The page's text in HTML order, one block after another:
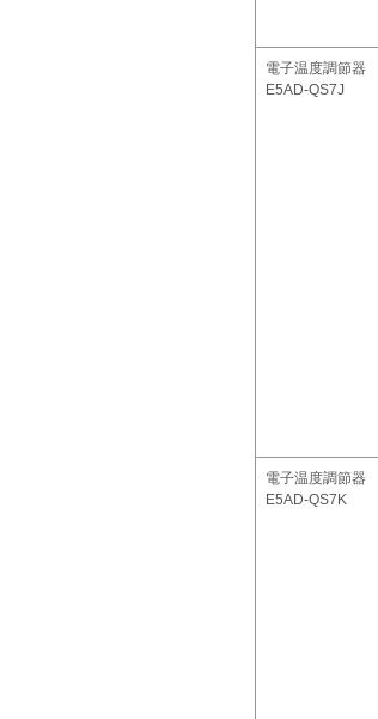
電子温度調節器
E5AD-QS7J
電子温度調節器
E5AD-QS7K